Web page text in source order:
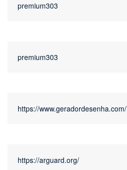
premium303
premium303
https://www.geradordesenha.com/
https://arguard.org/